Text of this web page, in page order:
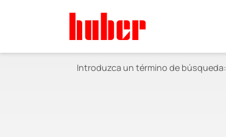
Introduzca un término de búsqueda: